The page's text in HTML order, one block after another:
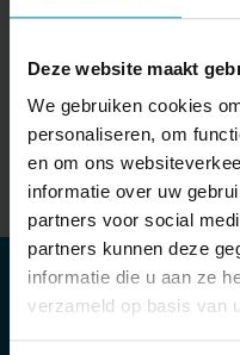
Deze website maakt
We gebruiken cookies
personaliseren, om
en om ons
informatie over uw
partners voor social
partners kunnen deze
informatie die u aan ze
verzameld op basis van
28-04-2025